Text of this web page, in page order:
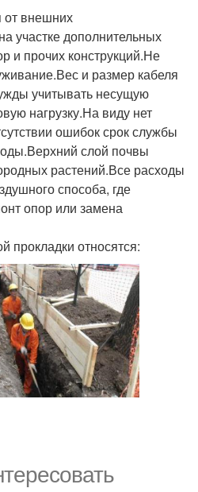
от внешних
участке дополнительных
и прочих конструкций.Не
и размер кабеля
учитывать несущую
нагрузку.На виду нет
ошибок срок службы
слой почвы
растений.Все расходы
способа, где
опор или замена
прокладки относятся: